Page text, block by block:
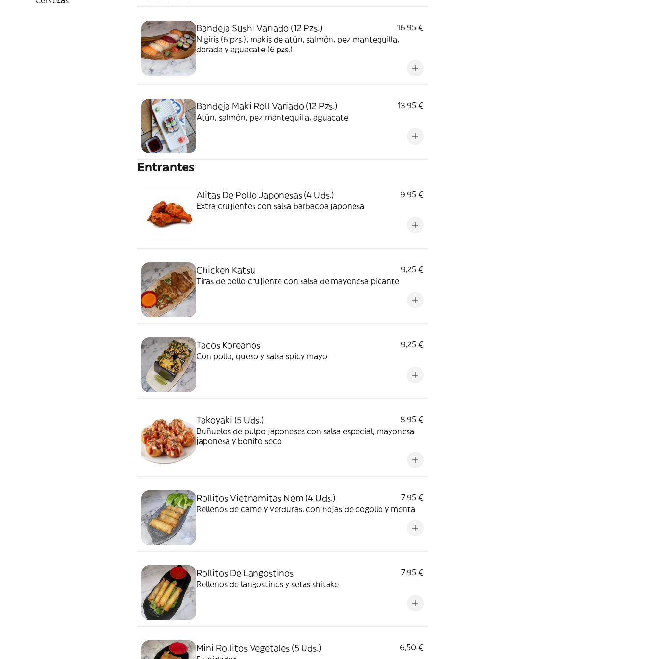
Bandeja Sushi Variado (12 Pzs.)
16,95 €
Nigiris (6 pzs.), makis de atún, salmón, pez mantequilla,
dorada y aguacate (6 pzs.)
Bandeja Maki Roll Variado (12 Pzs.)
13,95 €
Atún, salmón, pez mantequilla, aguacate
Entrantes
Alitas De Pollo Japonesas (4 Uds.)
9,95 €
Extra crujientes con salsa barbacoa japonesa
Chicken Katsu
9,25 €
Tiras de pollo crujiente con salsa de mayonesa picante
Tacos Koreanos
9,25 €
Con pollo, queso y salsa spicy mayo
Takoyaki (5 Uds.)
8,95 €
Buñuelos de pulpo japoneses con salsa especial, mayonesa
japonesa y bonito seco
Rollitos Vietnamitas Nem (4 Uds.)
7,95 €
Rellenos de carne y verduras, con hojas de cogollo y menta
Rollitos De Langostinos
7,95 €
Rellenos de langostinos y setas shitake
Mini Rollitos Vegetales (5 Uds.)
6,50 €